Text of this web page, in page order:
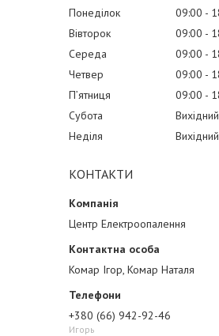
Понеділок 09:00
Вівторок
09:00
Середа
09:00
Четвер
09:00
Пʼятниця
09:00
Субота
Вихідний
Неділя
Вихідний
КОНТАКТИ
Центр Електроопалення
Комар Ігор, Комар Наталя
+380 (66) 942-92-46
Игорь